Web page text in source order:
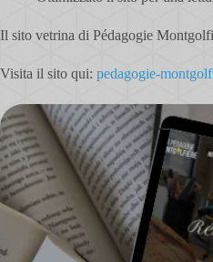
Il sito vetrina di Pédagogie
Visita il sito qui: pedagogie-